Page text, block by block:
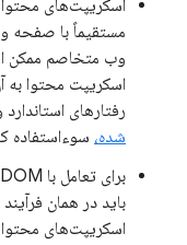
اسکریپت‌های
مستقیماً با صفحه
اسکریپت محتوا به
رفتارهای
شده، سوءاستفاده
باید در همان
اسکریپت‌های محتوا